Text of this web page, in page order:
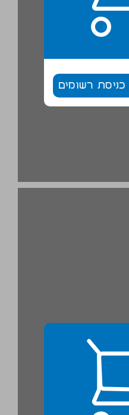
כניסת רשומים